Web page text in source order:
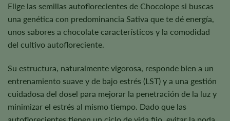
Elige las semillas autoflorecientes de Chocolope si buscas
una genética con predominancia Sativa que te dé energía,
unos sabores a chocolate característicos y la comodidad
del cultivo autofloreciente.
Su estructura, naturalmente vigorosa, responde bien a un
entrenamiento suave y de bajo estrés (LST) y a una gestión
cuidadosa del dosel para mejorar la penetración de la luz y
minimizar el estrés al mismo tiempo. Dado que las